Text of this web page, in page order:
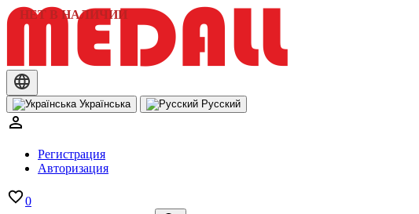
Українська Русский
Регистрация
Авторизация
0
НЕТ В НАЛИЧИИ